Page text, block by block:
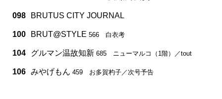
098 BRUTUS CITY JOURNAL
100 BRUT@STYLE 566 白衣考
104 グルマン温故知新 685 ニューマルコ（1階）／tout
106 みやげもん 459 お多賀杓子／次号予告